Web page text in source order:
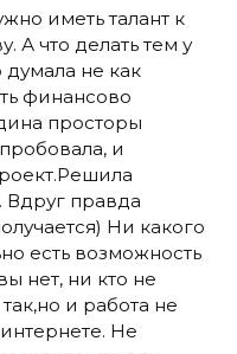
иметь талант к
А что делать тем у
думала не как
финансово
просторы
и
Вдруг правда
Ни какого
есть возможность
нет, ни кто не
и работа не
Не